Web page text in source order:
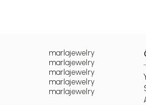
marlajewelry
marlajewelry
marlajewelry
marlajewelry
marlajewelry